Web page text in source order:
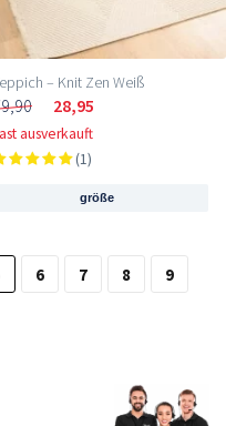
– Knit Zen Weiß
28,95
ausverkauft
(1)
größe
6 7 8 9